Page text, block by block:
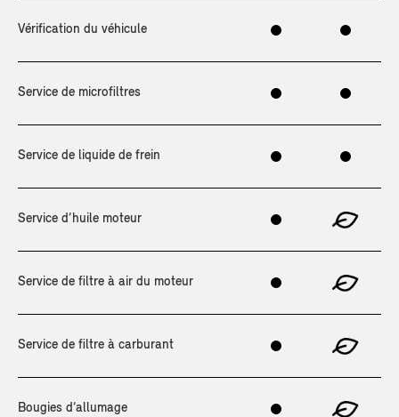
Vérification du véhicule
Service de microfiltres
Service de liquide de frein
Service d’huile moteur
Service de filtre à air du moteur
Service de filtre à carburant
Bougies d’allumage